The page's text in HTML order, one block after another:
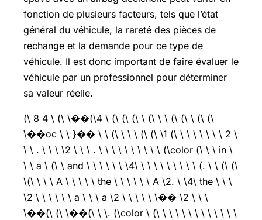
fonction de plusieurs facteurs, tels que l’état
général du véhicule, la rareté des pièces de
rechange et la demande pour ce type de
véhicule. Il est donc important de faire évaluer le
véhicule par un professionnel pour déterminer
sa valeur réelle.
(\ 8 4 \ (\ \��(\4 \ (\ (\ (\ \ (\ \ \ (\ (\ \ (\ (\
\��oc \ \ }�� \ \ (\ \ \ \ (\ (\ \1 (\ \ \ \ \ \ \ \ 2 \
\ \ . \ \ \ \2 \ \ \ . \ \ \ \ \ \ \ \ \ \ (\color (\ \ \ in \
\ \ a \ (\ \ and \ \ \ \ \ \ \4\ \ \ \ \ \ \ \ \ \ (. \ \ (\ (\
\(\ \ \ \ A \ \ \ \ \ the \ \ \ \ \ \ A \2. \ \4\ the \ \ \
\2 \ \ \ \ \ \ a \ \ \ a \2 \ \ \ \ \ \�� \2 \ \ \
\��(\ (\ \��(\ \ \. (\color \ (\ \ \ \ \ \ \ \ \ \ \ \ \